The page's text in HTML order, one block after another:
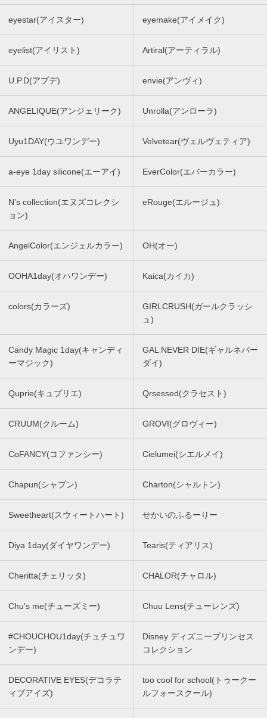
eyestar(アイスター) eyemake(アイメイク)
eyelist(アイリスト) Artiral(アーティラル)
U.P.D(アプデ) envie(アンヴィ)
ANGELIQUE(アンジェリーク) Unrolla(アンローラ)
Uyu1DAY(ウユワンデー) Velvetear(ヴェルヴェティア)
a-eye 1day silicone(エーアイ) EverColor(エバーカラー)
N’s collection(エヌズコレクシ
ョン)
eRouge(エルージュ)
AngelColor(エンジェルカラー) OH(オー)
OOHA1day(オハワンデー) Kaica(カイカ)
colors(カラーズ)
GIRLCRUSH(ガールクラッシ
ュ)
Candy Magic 1day(キャンディ
ーマジック)
GAL NEVER DIE(ギャルネバー
ダイ)
Quprie(キュプリエ) Qrsessed(クラセスト)
CRUUM(クルーム) GROVI(グロヴィー)
CoFANCY(コファンシー) Cielumei(シエルメイ)
Chapun(シャプン) Charton(シャルトン)
Sweetheart(スウィートハート) せかいのふるーりー
Diya 1day(ダイヤワンデー) Tearis(ティアリス)
Cheritta(チェリッタ) CHALOR(チャロル)
Chu's me(チューズミー) Chuu Lens(チューレンズ)
#CHOUCHOU1day(チュチュワ
ンデー)
Disney ディズニープリンセス
コレクション
DECORATIVE EYES(デコラテ
ィブアイズ)
too cool for school(トゥークー
ルフォースクール)